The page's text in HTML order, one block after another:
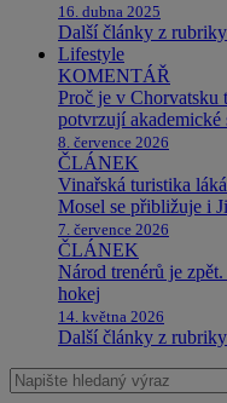
16. dubna 2025
Další články z
Lifestyle
KOMENTÁŘ
Proč je v Chorvatsku
potvrzují akademické
8. července 2026
ČLÁNEK
Vinařská turistika
Mosel se přibližuje i
7. července 2026
ČLÁNEK
Národ trenérů je
hokej
14. května 2026
Další články z